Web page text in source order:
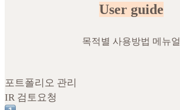
User guide
목적별 사용방법 메뉴얼
포트폴리오 관리
IR 검토요청